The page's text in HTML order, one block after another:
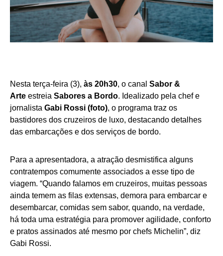
Nesta terça-feira (3), às 20h30, o canal Sabor &
Arte estreia Sabores a Bordo. Idealizado pela chef e
jornalista Gabi Rossi (foto), o programa traz os
bastidores dos cruzeiros de luxo, destacando detalhes
das embarcações e dos serviços de bordo.
Para a apresentadora, a atração desmistifica alguns
contratempos comumente associados a esse tipo de
viagem. “Quando falamos em cruzeiros, muitas pessoas
ainda temem as filas extensas, demora para embarcar e
desembarcar, comidas sem sabor, quando, na verdade,
há toda uma estratégia para promover agilidade, conforto
e pratos assinados até mesmo por chefs Michelin”, diz
Gabi Rossi.